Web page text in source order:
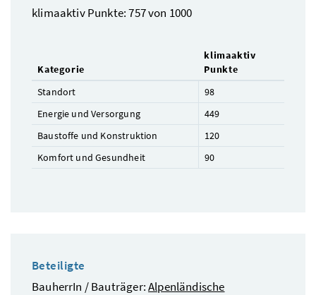
klimaaktiv Punkte: 757 von 1000
Kategorie
klimaaktiv
Punkte
Standort
98
Energie und Versorgung
449
Baustoffe und Konstruktion
120
Komfort und Gesundheit
90
Beteiligte
BauherrIn / Bauträger:Alpenländische